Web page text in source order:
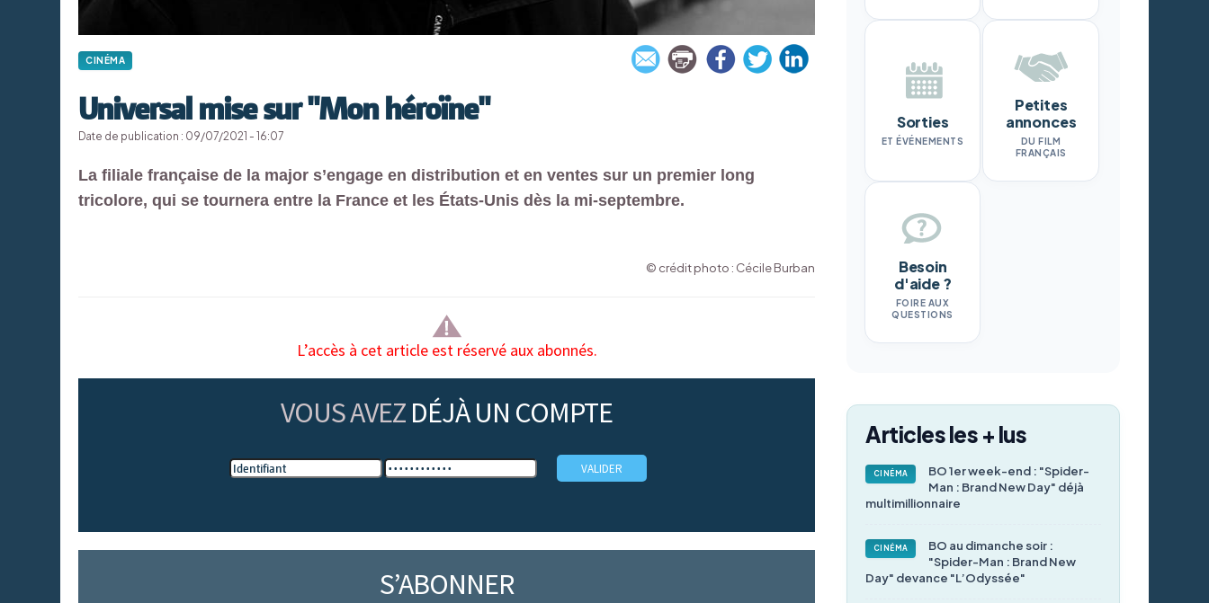
CINÉMA
Universal mise sur "Mon héroïne"
Date de publication : 09/07/2021 - 16:07
La filiale française de la major s’engage en distribution et en ventes sur un premier long
tricolore, qui se tournera entre la France et les États-Unis dès la mi-septembre.
© crédit photo : Cécile Burban
L’accès à cet article est réservé aux abonnés.
VOUS AVEZ DÉJÀ UN COMPTE
S’ABONNER
Sorties
ET ÉVÉNEMENTS
Petites
annonces
DU FILM
FRANÇAIS
Besoin
d'aide ?
FOIRE AUX
QUESTIONS
Articles les + lus
CINÉMA
BO 1er week-end : "Spider-
Man : Brand New Day" déjà
multimillionnaire
CINÉMA
BO au dimanche soir :
"Spider-Man : Brand New
Day" devance "L’Odyssée"